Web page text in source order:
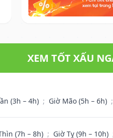
XEM TỐT XẤU
(3h – 4h) ; Giờ Mão (5h – 6h) ;
(7h – 8h) ; Giờ Tỵ (9h – 10h)